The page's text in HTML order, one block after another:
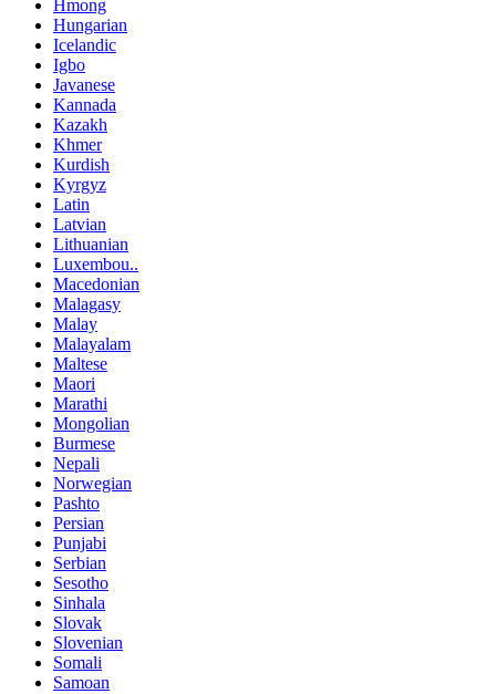
Hmong
Hungarian
Icelandic
Igbo
Javanese
Kannada
Kazakh
Khmer
Kurdish
Kyrgyz
Latin
Latvian
Lithuanian
Luxembou..
Macedonian
Malagasy
Malay
Malayalam
Maltese
Maori
Marathi
Mongolian
Burmese
Nepali
Norwegian
Pashto
Persian
Punjabi
Serbian
Sesotho
Sinhala
Slovak
Slovenian
Somali
Samoan